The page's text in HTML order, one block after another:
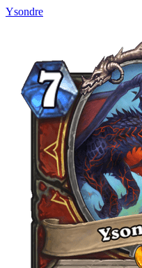
Ysondre